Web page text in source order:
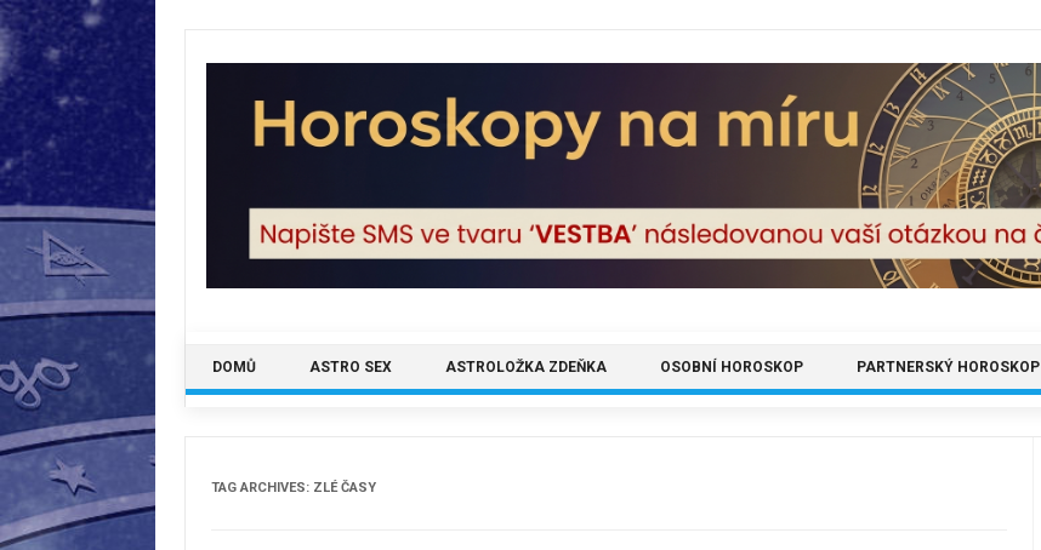
DOMŮ ASTRO SEX ASTROLOŽKA ZDEŇKA OSOBNÍ HOROSKOP PARTNERSKÝ HOROSKOP
TAG ARCHIVES: ZLÉ ČASY